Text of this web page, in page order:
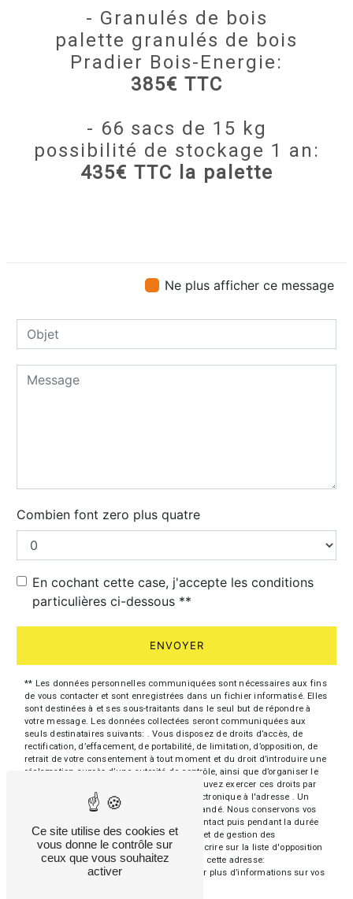
- Granulés de bois
palette granulés de bois
Pradier Bois-Energie:
385€ TTC
- 66 sacs de 15 kg
possibilité de stockage 1 an:
435€ TTC la palette
Ne plus afficher ce message
Contactez nous
Combien font zero plus quatre
En cochant cette case, j'accepte les conditions
particulières ci-dessous **
ENVOYER
** Les données personnelles communiquées sont nécessaires aux fins
de vous contacter et sont enregistrées dans un fichier informatisé. Elles
sont destinées à et ses sous-traitants dans le seul but de répondre à
votre message. Les données collectées seront communiquées aux
seuls destinataires suivants: . Vous disposez de droits d’accès, de
rectification, d’effacement, de portabilité, de limitation, d’opposition, de
retrait de votre consentement à tout moment et du droit d’introduire une
réclamation auprès d’une autorité de contrôle, ainsi que d’organiser le
sort de vos données post-mortem. Vous pouvez exercer ces droits par
voie postale à l'adresse ou par courrier électronique à l'adresse . Un
justificatif d'identité pourra vous être demandé. Nous conservons vos
données pendant la période de prise de contact puis pendant la durée
de prescription légale aux fins probatoires et de gestion des
contentieux. Vous avez le droit de vous inscrire sur la liste d'opposition
au démarchage téléphonique, disponible à cette adresse:
. Consultez le site cnil.fr pour plus d’informations sur vos
Ce site utilise des cookies et
vous donne le contrôle sur
ceux que vous souhaitez
activer